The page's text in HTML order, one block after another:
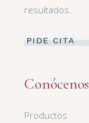
resultados.
PIDE CITA
Conócenos
Productos